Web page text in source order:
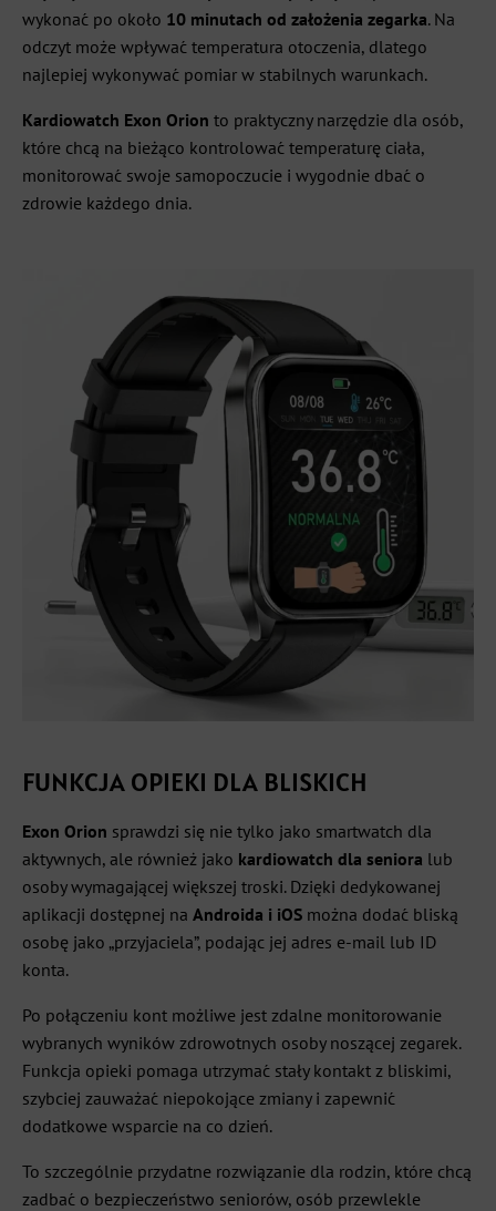
wykonać po około 10 minutach od założenia zegarka. Na
odczyt może wpływać temperatura otoczenia, dlatego
najlepiej wykonywać pomiar w stabilnych warunkach.
Kardiowatch Exon Orion to praktyczny narzędzie dla osób,
które chcą na bieżąco kontrolować temperaturę ciała,
monitorować swoje samopoczucie i wygodnie dbać o
zdrowie każdego dnia.
FUNKCJA OPIEKI DLA BLISKICH
Exon Orion sprawdzi się nie tylko jako smartwatch dla
aktywnych, ale również jako kardiowatch dla seniora lub
osoby wymagającej większej troski. Dzięki dedykowanej
aplikacji dostępnej na Androida i iOS można dodać bliską
osobę jako „przyjaciela”, podając jej adres e-mail lub ID
konta.
Po połączeniu kont możliwe jest zdalne monitorowanie
wybranych wyników zdrowotnych osoby noszącej zegarek.
Funkcja opieki pomaga utrzymać stały kontakt z bliskimi,
szybciej zauważać niepokojące zmiany i zapewnić
dodatkowe wsparcie na co dzień.
To szczególnie przydatne rozwiązanie dla rodzin, które chcą
zadbać o bezpieczeństwo seniorów, osób przewlekle